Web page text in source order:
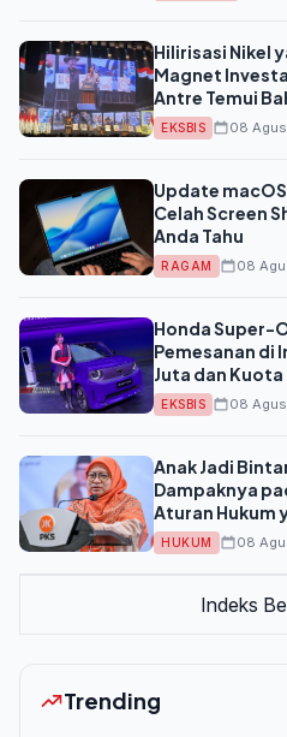
Hilirisasi Nikel
Magnet
Antre Temui
EKSBIS 08
Update
Celah Screen
Anda Tahu
RAGAM 08
Honda Super-
Pemesanan di
Juta dan
EKSBIS 08
Anak Jadi
Dampaknya
Aturan Hukum
HUKUM 08
Indeks
Trending